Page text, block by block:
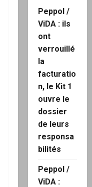
Peppol /
ViDA : ils
ont
verrouillé
la
facturatio
n, le Kit 1
ouvre le
dossier
de leurs
responsa
bilités
Peppol /
ViDA :